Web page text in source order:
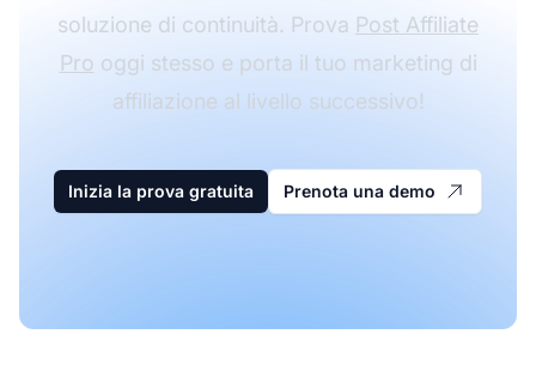
soluzione di continuità. Prova Post Affiliate
Pro oggi stesso e porta il tuo marketing di
affiliazione al livello successivo!
Inizia la prova gratuita Prenota una demo